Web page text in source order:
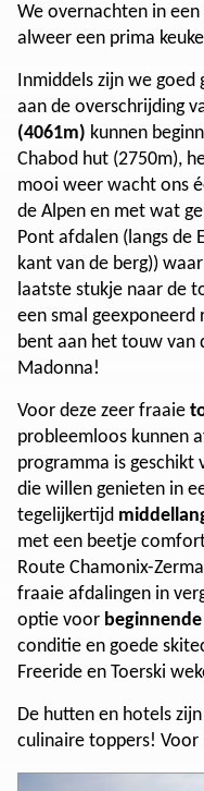
We overnachten in
alweer een prima
Inmiddels zijn we
aan de overschrijding
(4061m) kunnen
Chabod hut (2750m),
mooi weer wacht ons
de Alpen en met wat
Pont afdalen (langs de
kant van de berg))
laatste stukje naar de
een smal
bent aan het touw van
Madonna!
Voor deze zeer fraaie
probleemloos kunnen
programma is geschikt
die willen genieten in
tegelijkertijd
met een beetje
Route Chamonix-
fraaie afdalingen in
optie voor
conditie en goede
Freeride en Toerski
De hutten en hotels
culinaire toppers! Voor